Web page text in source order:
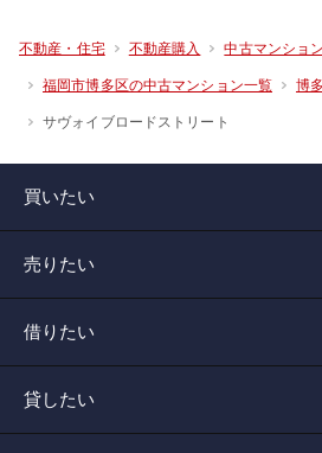
不動産・住宅 不動産購入 中古マンション
福岡市博多区の中古マンション一覧 博
サヴォイブロードストリート
買いたい
売りたい
借りたい
貸したい